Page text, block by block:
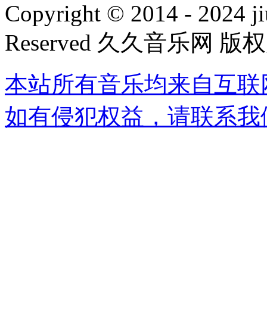
Copyright © 2014 - 2024
Reserved 久久音乐网 版
本站所有音乐均来自互
如有侵犯权益，请联系